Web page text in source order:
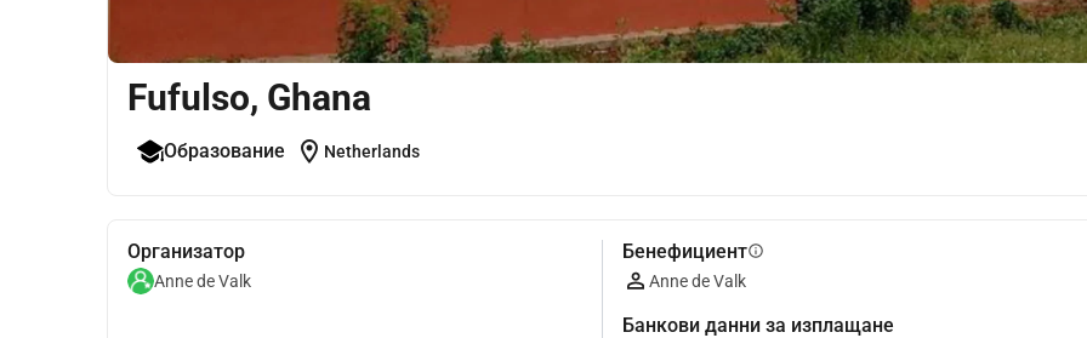
Fufulso, Ghana
Образование location_on Netherlands
Организатор
Anne de Valk
Бенефициентinfo
Anne de Valk
Банкови данни за изплащане